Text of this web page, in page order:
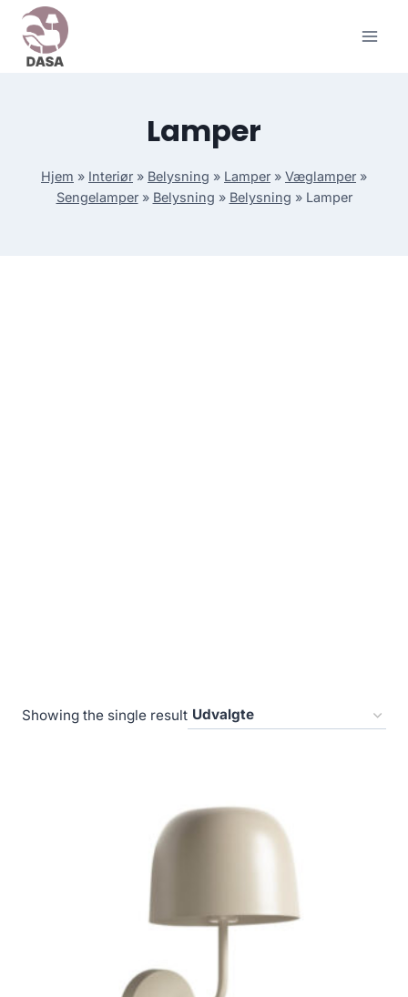
Skip
content
Lamper
Hjem » Interiør » Belysning » Lamper » Væglamper »
Sengelamper» Belysning » Belysning » Lamper
Showing the single result